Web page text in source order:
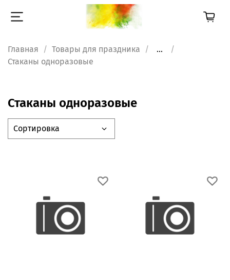
Главная Товары для праздника
...
Стаканы одноразовые
Стаканы одноразовые